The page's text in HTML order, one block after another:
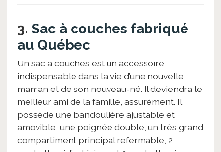
3. Sac à couches fabriqué
au Québec
Un sac à couches est un accessoire
indispensable dans la vie d’une nouvelle
maman et de son nouveau-né. Il deviendra le
meilleur ami de la famille, assurément. Il
possède une bandoulière ajustable et
amovible, une poignée double, un très grand
compartiment principal refermable, 2